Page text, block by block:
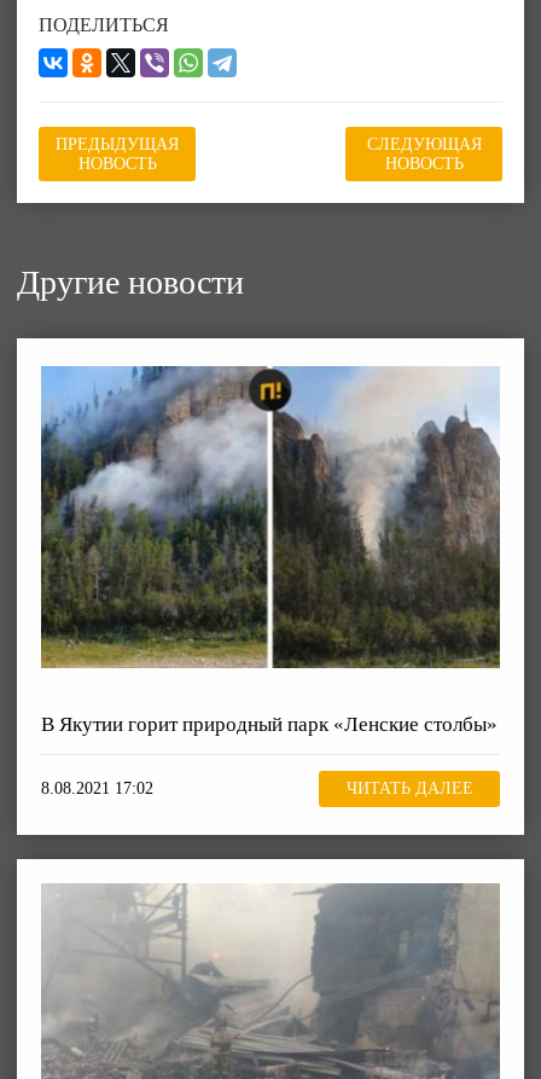
ПОДЕЛИТЬСЯ
ПРЕДЫДУЩАЯ
НОВОСТЬ
СЛЕДУЮЩАЯ
НОВОСТЬ
Другие новости
В Якутии горит природный парк «Ленские столбы»
8.08.2021 17:02 ЧИТАТЬ ДАЛЕЕ